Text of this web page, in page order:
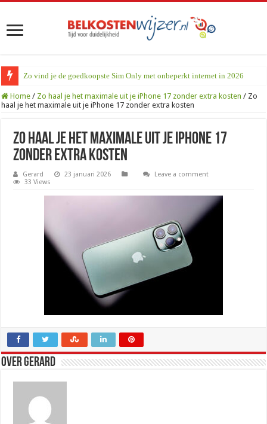
Zo vind je de goedkoopste Sim Only met onbeperkt internet in 2026
Home / Zo haal je het maximale uit je iPhone 17 zonder extra kosten / Zo
haal je het maximale uit je iPhone 17 zonder extra kosten
Zo haal je het maximale uit je iPhone 17
zonder extra kosten
Gerard 23 januari 2026
Leave a comment
33 Views
Over Gerard